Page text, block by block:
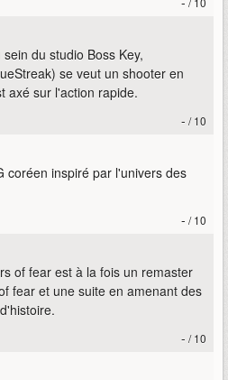
du studio Boss Key,
se veut un shooter en
axé sur l'action rapide.
- / 10
coréen inspiré par l'univers des
- / 10
of fear est à la fois un remaster
fear et une suite en amenant des
- / 10